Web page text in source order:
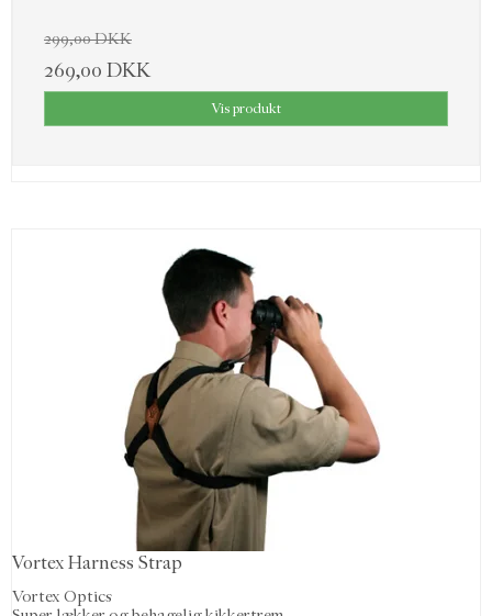
299,00 DKK
269,00 DKK
Vis produkt
Vortex Harness Strap
Vortex Optics